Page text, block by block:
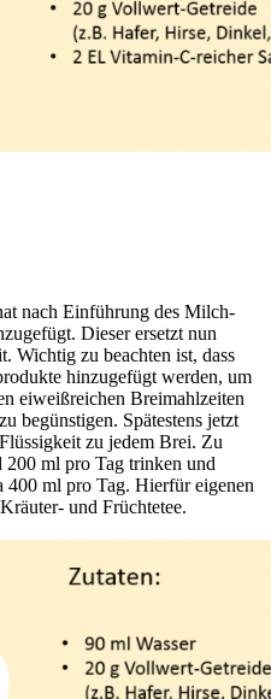
nach Einführung des Milch-
Dieser ersetzt nun
Wichtig zu beachten ist, dass
hinzugefügt werden, um
eiweißreichen Breimahlzeiten
begünstigen. Spätestens jetzt
zu jedem Brei. Zu
ml pro Tag trinken und
400 ml pro Tag. Hierfür eigenen
und Früchtetee.